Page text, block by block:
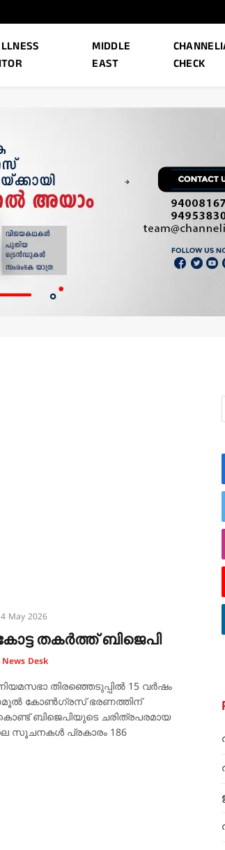
MIDDLE
EAST
CHECK
4 May 2026
തകർത്ത് ബിജെപി
News Desk
തിരഞ്ഞെടുപ്പിൽ 15 വർഷം
കോൺഗ്രസ് ഭരണത്തിന്
ബിജെപിയുടെ ചരിത്രപരമായ
സൂചനകൾ പ്രകാരം 186